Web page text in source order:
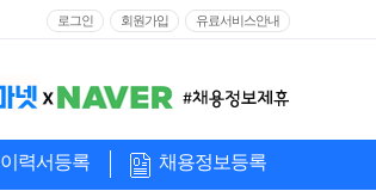
로그인 회원가입 유료서비스안내
이력서등록 채용정보등록